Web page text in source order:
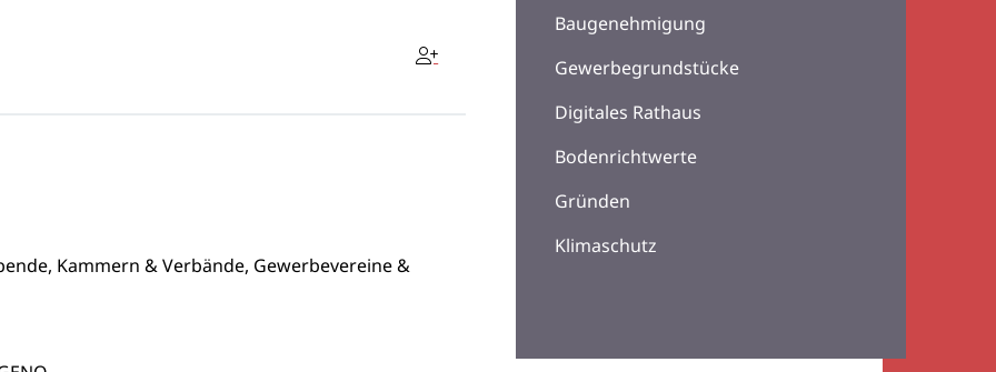
Kammern & Verbände, Gewerbevereine &
Baugenehmigung
Gewerbegrundstücke
Digitales Rathaus
Bodenrichtwerte
Gründen
Klimaschutz